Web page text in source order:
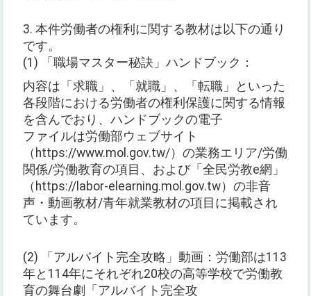
3. 本件労働者の権利に関する教材は以下の通り
です。
(1) 「職場マスター秘訣」ハンドブック：
内容は「求職」、「就職」、「転職」といった
各段階における労働者の権利保護に関する情報
を含んでおり、ハンドブックの電子
ファイルは労働部ウェブサイト
（https://www.mol.gov.tw/）の業務エリア/労働
関係/労働教育の項目、および「全民労教e網」
（https://labor-elearning.mol.gov.tw）の非音
声・動画教材/青年就業教材の項目に掲載され
ています。
(2) 「アルバイト完全攻略」動画：労働部は113
年と114年にそれぞれ20校の高等学校で労働教
育の舞台劇「アルバイト完全攻